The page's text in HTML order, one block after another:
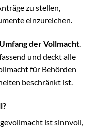
zu stellen,
einzureichen.
Umfang der Vollmacht
und deckt alle
für Behörden
beschränkt ist.
ist sinnvoll,